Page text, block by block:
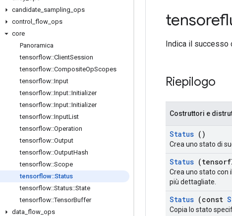
candidate sampling ops
control
flow ops
core
Panoramica
tensorflow::ClientSession
tensorflow::CompositeOpScopes
tensorflow::Input
tensorflow::Input::Initializer
tensorflow::Input::Initializer
tensorflow::InputList
tensorflow::Operation
tensorflow::Output
tensorflow::OutputHash
tensorflow::Scope
tensorflow::Status
tensorflow::Status::State
tensorflow::TensorBuffer
data flow ops
Indica il successo
Riepilogo
Costruttori e
Status ()
Crea uno stato di
Status
Crea uno stato con
più dettagliate.
Status (const
Copia lo stato